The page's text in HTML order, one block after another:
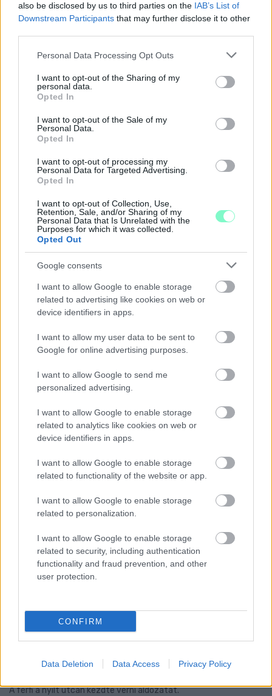
also be disclosed by us to third parties on the IAB’s List of
Downstream Participants that may further disclose it to other
Please note that this website/app uses one or more Google
not limited to your visit or usage behaviour. You may click to
grant or deny consent to Google and its third-party tags to
use your data for below specified purposes in below Google
consent section.
Personal Data Processing Opt Outs
I want to opt-out of the Sharing of my
personal data.
Opted In
I want to opt-out of the Sale of my
Personal Data.
Opted In
I want to opt-out of processing my
Personal Data for Targeted Advertising.
Opted In
I want to opt-out of Collection, Use,
Retention, Sale, and/or Sharing of my
Personal Data that Is Unrelated with the
Purposes for which it was collected.
Opted Out
Google consents
I want to allow Google to enable storage
related to advertising like cookies on web or
device identifiers in apps.
I want to allow my user data to be sent to
Google for online advertising purposes.
I want to allow Google to send me
personalized advertising.
I want to allow Google to enable storage
related to analytics like cookies on web or
device identifiers in apps.
I want to allow Google to enable storage
related to functionality of the website or app.
I want to allow Google to enable storage
related to personalization.
I want to allow Google to enable storage
related to security, including authentication
functionality and fraud prevention, and other
user protection.
CONFIRM
Data Deletion Data Access Privacy Policy
BERUHÁZÁSI CSOMAGGAL ERŐSÍTIK
TOVÁBBRA IS KRITIKUS NAPOK ELÉ NÉZ AZ ORSZÁG
Átfogó energetikai fejlesztési programot fogadott el a
ÁTADJÁK A MEGÚJULT ERZSÉBET LIGETI
PROGRAMOKKAL ÜNNEPLIK A FELÚJÍTÁST
rollerjelölés is várja a családokat augusztus 8-án.
NŐVERŐ SZOMBATHELYI FÉRFI ELLEN EMELT
VÁDAT AZ ÜGYÉSZSÉG
A férfi a nyílt utcán kezdte verni áldozatát.